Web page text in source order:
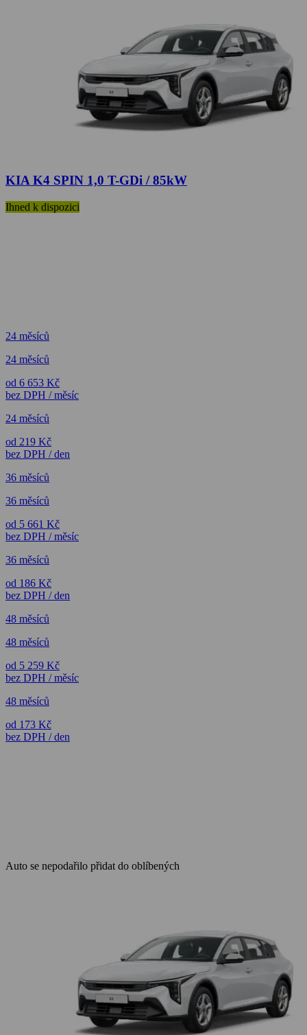
KIA K4 SPIN 1,0 T-GDi / 85kW
Ihned k dispozici
24 měsíců
24 měsíců
od 6 653 Kč
bez DPH / měsíc
24 měsíců
od 219 Kč
bez DPH / den
36 měsíců
36 měsíců
od 5 661 Kč
bez DPH / měsíc
36 měsíců
od 186 Kč
bez DPH / den
48 měsíců
48 měsíců
od 5 259 Kč
bez DPH / měsíc
48 měsíců
od 173 Kč
bez DPH / den
Auto se nepodařilo přidat do oblíbených